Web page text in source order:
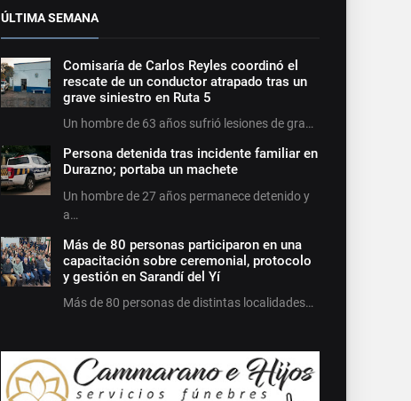
ÚLTIMA SEMANA
Comisaría de Carlos Reyles coordinó el
rescate de un conductor atrapado tras un
grave siniestro en Ruta 5
Un hombre de 63 años sufrió lesiones de gra…
Persona detenida tras incidente familiar en
Durazno; portaba un machete
Un hombre de 27 años permanece detenido y
a…
Más de 80 personas participaron en una
capacitación sobre ceremonial, protocolo
y gestión en Sarandí del Yí
Más de 80 personas de distintas localidades…